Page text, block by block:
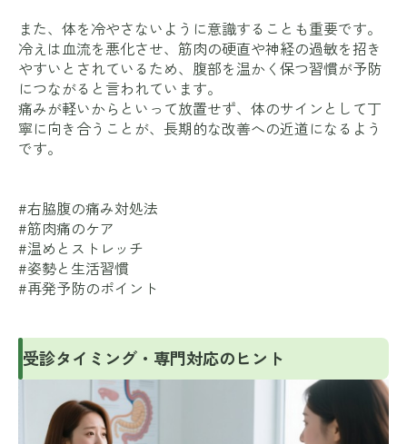
また、体を冷やさないように意識することも重要です。
冷えは血流を悪化させ、筋肉の硬直や神経の過敏を招き
やすいとされているため、腹部を温かく保つ習慣が予防
につながると言われています。
痛みが軽いからといって放置せず、体のサインとして丁
寧に向き合うことが、長期的な改善への近道になるよう
です。
#右脇腹の痛み対処法
#筋肉痛のケア
#温めとストレッチ
#姿勢と生活習慣
#再発予防のポイント
受診タイミング・専門対応のヒント